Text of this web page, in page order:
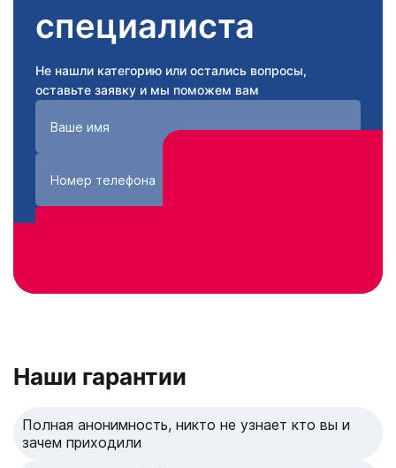
специалиста
Не нашли категорию или остались вопросы,
оставьте заявку и мы поможем вам
Наши гарантии
Полная анонимность, никто не узнает кто вы и
зачем приходили